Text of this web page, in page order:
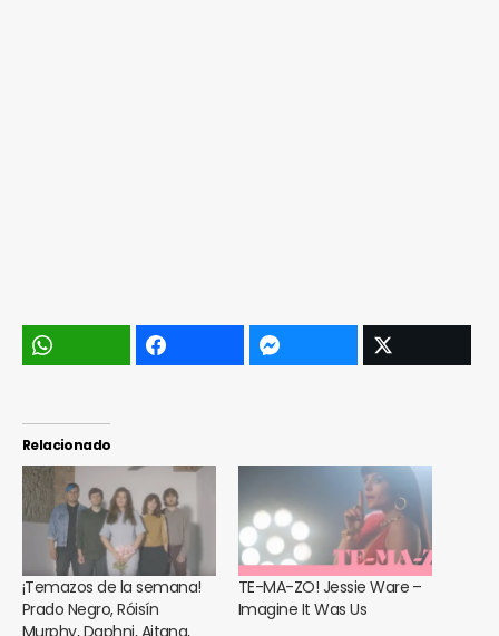
Relacionado
¡Temazos de la semana!
Prado Negro, Róisín
TE-MA-ZO! Jessie Ware –
Imagine It Was Us